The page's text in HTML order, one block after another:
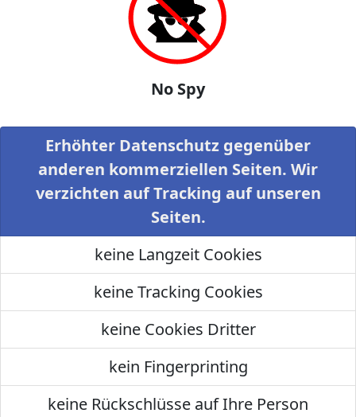
No Spy
Erhöhter Datenschutz gegenüber
anderen kommerziellen Seiten. Wir
verzichten auf Tracking auf unseren
Seiten.
keine Langzeit Cookies
keine Tracking Cookies
keine Cookies Dritter
kein Fingerprinting
keine Rückschlüsse auf Ihre Person